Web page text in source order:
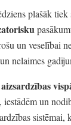
plašāk tiek
un veselībai
nelaimes
iestādēm un
sistēmai,